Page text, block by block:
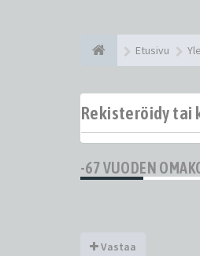
Etusivu
Rekisteröidy tai
-67 VUODEN
Vastaa